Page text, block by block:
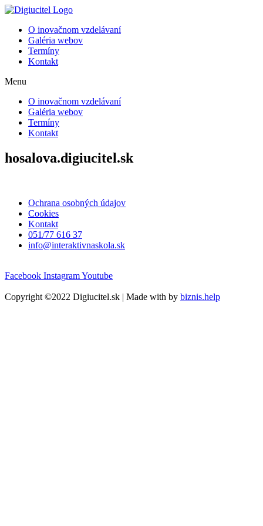
Preskočiť
obsah
O inovačnom vzdelávaní
Galéria webov
Termíny
Kontakt
Menu
O inovačnom vzdelávaní
Galéria webov
Termíny
Kontakt
hosalova.digiucitel.sk
Ochrana osobných údajov
Cookies
Kontakt
051/77 616 37
info@interaktivnaskola.sk
Facebook InstagramYoutube
Copyright ©2022 Digiucitel.sk | Made with by biznis.help